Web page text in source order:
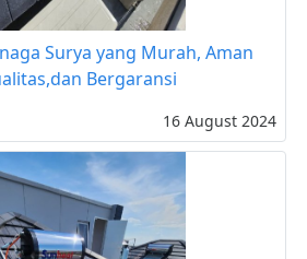
Surya yang Murah, Aman
Bergaransi
16 August 2024